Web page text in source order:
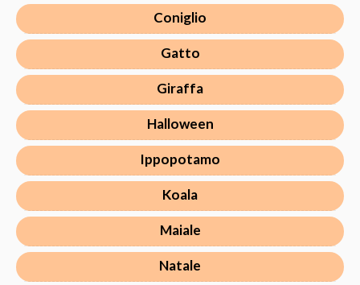
Coniglio
Gatto
Giraffa
Halloween
Ippopotamo
Koala
Maiale
Natale